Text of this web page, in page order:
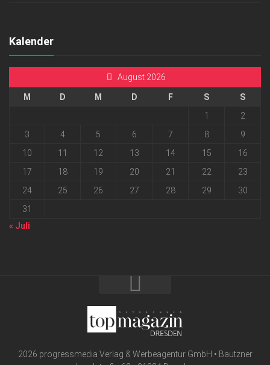
Kalender
August 2026
M D M D F S
S
1
2
3
4 5 6 7 8
9
10
11 12 13 14 15
16
17
18 19 20 21 22
23
24
25 26 27 28 29
30
31
« Juli
2026 progressmedia Verlag & Werbeagentur GmbH • Bautzner